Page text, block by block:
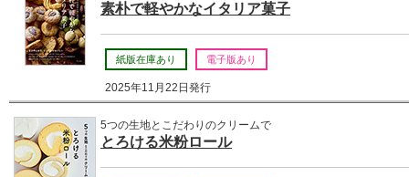
素朴で軽やかなイタリア菓子
紙版在庫あり 電子版あり
2025年11月22日発行
5つの生地とこだわりのクリームで
とろける米粉ロール